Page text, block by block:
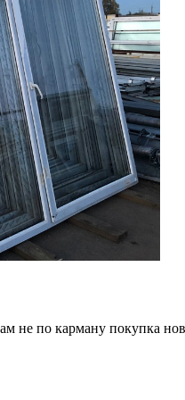
не по карману покупка